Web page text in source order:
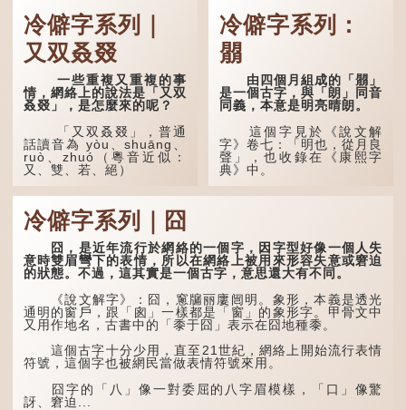
冷僻字系列｜
又双叒叕
一些重複又重複的事
情，網絡上的說法是「又双
叒叕」，是怎麼來的呢？
「又双叒叕」，普通
話讀音為 yòu、shuāng、
ruò、zhuó（粵音近似：
又、雙、若、絕）
「又」和「双」比較
易理解，前者表示再次，後
者表示一對，兩個「又」便
是「双」。
「叒」（音：若）原是
古代神話中的樹木名
稱。 《說文解字·叒部》：
「叒，日初出東方湯谷所登
榑桑，叒木也。」
「叕...
冷僻字系列：
朤
由四個月組成的「朤」
是一個古字，與「朗」同音
同義，本意是明亮晴朗。
這個字見於《說文解
字》卷七：「明也，從月良
聲」，也收錄在《康熙字
典》中。
這個字，用法頗多。
兩個卦名，這裏指天地、宇
宙等，形容政治清明，天下
太平！
「天空朤朤，任鳥兒高
飛。」也是指天清氣明，鳥
兒可高飛。
「朤朤脆脆」就是形容
辦事爽快乾脆。我們熟...
冷僻字系列｜囧
囧，是近年流行於網絡的一個字，因字型好像一個人失
意時雙眉彎下的表情，所以在網絡上被用來形容失意或窘迫
的狀態。不過，這其實是一個古字，意思還大有不同。
《說文解字》：囧，窻牖丽廔闿明。象形，本義是透光
通明的窗戶，跟「囪」一樣都是「窗」的象形字。甲骨文中
又用作地名，古書中的「黍于囧」表示在囧地種黍。
這個古字十分少用，直至21世紀，網絡上開始流行表情
符號，這個字也被網民當做表情符號來用。
囧字的「八」像一對委屈的八字眉模樣，「口」像驚
訝、窘迫...